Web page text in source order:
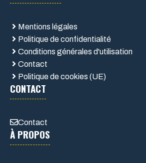
Mentions légales
Politique de confidentialité
Conditions générales d'utilisation
Contact
Politique de cookies (UE)
CONTACT
Contact
À PROPOS